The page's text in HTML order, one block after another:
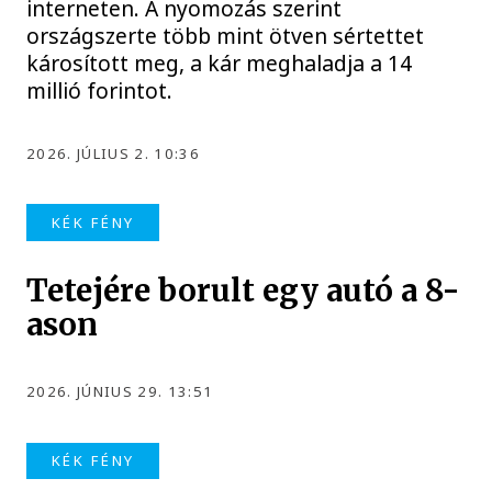
interneten. A nyomozás szerint
országszerte több mint ötven sértettet
károsított meg, a kár meghaladja a 14
millió forintot.
2026. JÚLIUS 2. 10:36
KÉK FÉNY
Tetejére borult egy autó a 8-
ason
2026. JÚNIUS 29. 13:51
KÉK FÉNY